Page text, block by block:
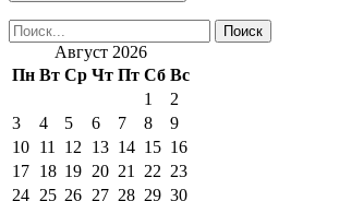
Август 2026
Пн Вт Ср Чт Пт Сб Вс
1
2
3
4 5 6 7 8
9
10 11 12 13 14 15 16
17 18 19 20 21 22 23
24 25 26 27 28 29 30